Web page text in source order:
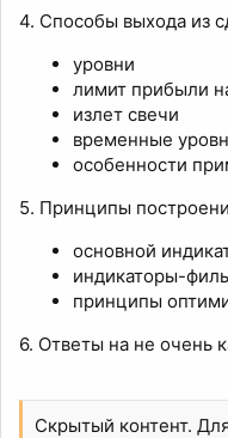
4. Способы выхода из
уровни
лимит прибыли
излет свечи
временные
особенности
5. Принципы
основной
индикаторы-
принципы
6. Ответы на не очень
Скрытый контент.